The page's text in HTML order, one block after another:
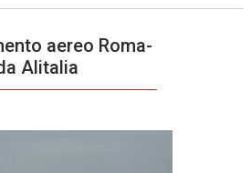
aereo Roma-
Alitalia